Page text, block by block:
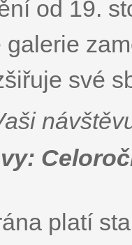
od 19.
galerie
své
platí